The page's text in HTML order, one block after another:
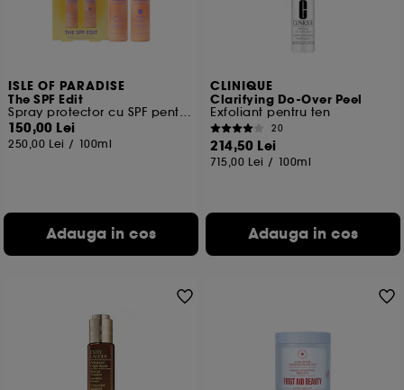
ISLE OF PARADISE
The SPF Edit
Spray protector cu SPF pentru fata si corp
150,00 Lei
250,00 Lei / 100ml
Adauga in cos
CLINIQUE
Clarifying Do-Over Peel
Exfoliant pentru ten
20
214,50 Lei
715,00 Lei / 100ml
Adauga in cos